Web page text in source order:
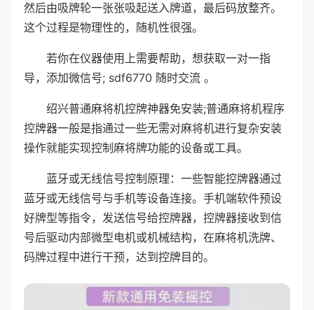
然后由吸牌轮一张张吸起送入牌道，最后码放整齐。
这个过程是物理性的，随机性很强。
若你在仪器使用上需要帮助，想获取一对一指
导，添加微信号; sdf6770 随时交流 。
绍兴普通麻将机控牌神器免安装;普通麻将机程序
控牌器一般是指通过一些无需对麻将机进行复杂安装
操作就能实现控制麻将牌功能的设备或工具。
蓝牙或无线信号控制原理：一些智能控牌器通过
蓝牙或无线信号与手机等设备连接。手机端软件预设
好牌型等指令，发送信号给控牌器，控牌器接收到信
号后驱动内部微型电机或机械结构，在麻将机洗牌、
码牌过程中进行干预，达到控牌目的。